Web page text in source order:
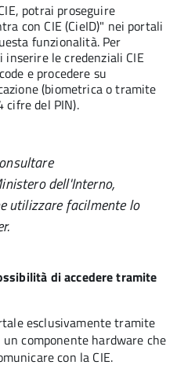
potrai proseguire
con CIE (CieID)" nei portali
funzionalità. Per
le credenziali CIE
e procedere su
(biometrica o tramite
del PIN).
dell'Interno,
utilizzare facilmente lo
di accedere tramite
esclusivamente tramite
componente hardware che
con la CIE.